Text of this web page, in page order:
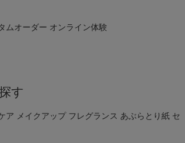
ムオーダー オンライン体験
す
ア メイクアップ フレグランス あぶらとり紙 セ